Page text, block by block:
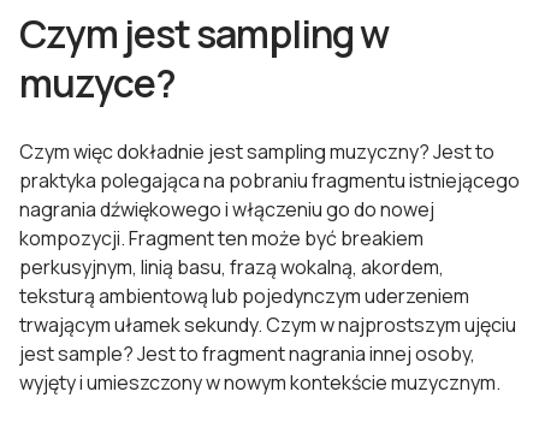
Czym jest sampling w
muzyce?
Czym więc dokładnie jest sampling muzyczny? Jest to
praktyka polegająca na pobraniu fragmentu istniejącego
nagrania dźwiękowego i włączeniu go do nowej
kompozycji. Fragment ten może być breakiem
perkusyjnym, linią basu, frazą wokalną, akordem,
teksturą ambientową lub pojedynczym uderzeniem
trwającym ułamek sekundy. Czym w najprostszym ujęciu
jest sample? Jest to fragment nagrania innej osoby,
wyjęty i umieszczony w nowym kontekście muzycznym.